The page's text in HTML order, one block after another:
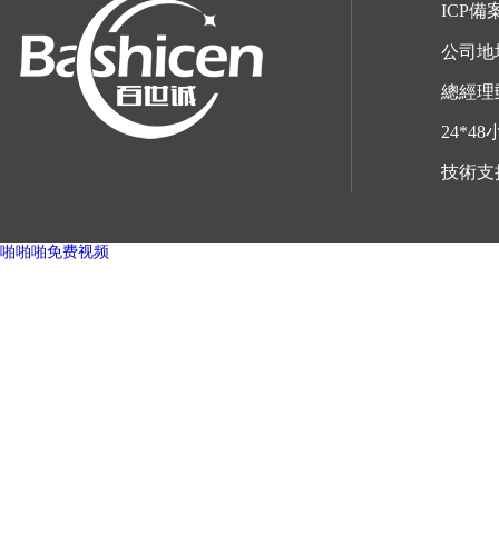
ICP備
公司地
總經理
24*48
技術支
啪啪啪免费视频